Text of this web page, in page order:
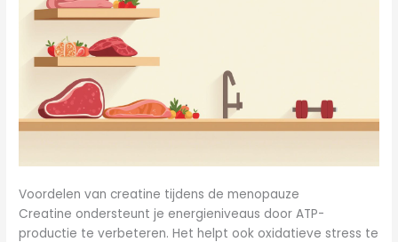
Voordelen van creatine tijdens de menopauze
Creatine ondersteunt je energieniveaus door ATP-
productie te verbeteren. Het helpt ook oxidatieve stress te